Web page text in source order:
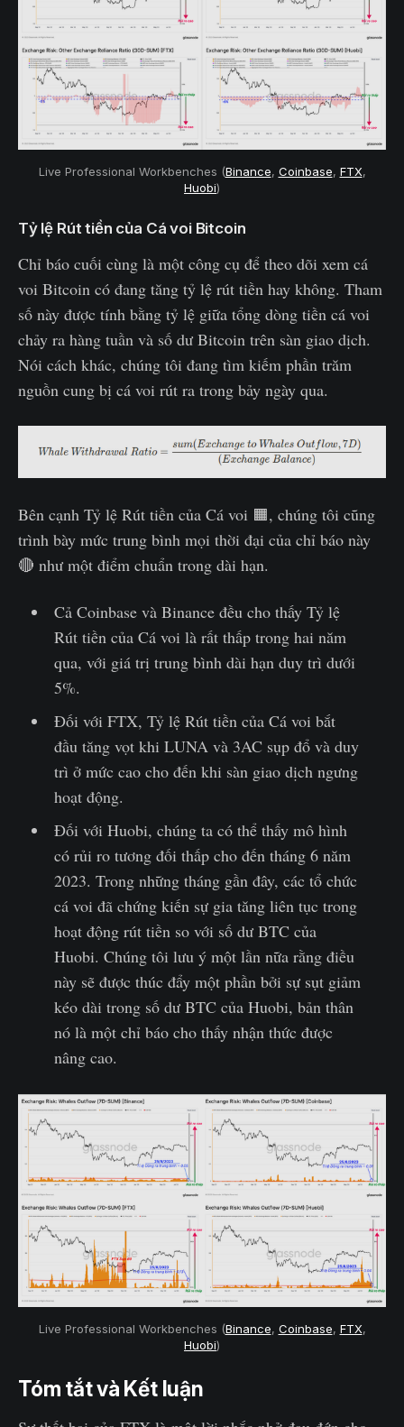
Live Professional Workbenches (Binance, Coinbase, FTX,
Huobi)
Tỷ lệ Rút tiền của Cá voi Bitcoin
Chỉ báo cuối cùng là một công cụ để theo dõi xem cá
voi Bitcoin có đang tăng tỷ lệ rút tiền hay không. Tham
số này được tính bằng tỷ lệ giữa tổng dòng tiền cá voi
chảy ra hàng tuần và số dư Bitcoin trên sàn giao dịch.
Nói cách khác, chúng tôi đang tìm kiếm phần trăm
nguồn cung bị cá voi rút ra trong bảy ngày qua.
Bên cạnh Tỷ lệ Rút tiền của Cá voi 🟧, chúng tôi cũng
trình bày mức trung bình mọi thời đại của chỉ báo này
🔴 như một điểm chuẩn trong dài hạn.
Cả Coinbase và Binance đều cho thấy Tỷ lệ
Rút tiền của Cá voi là rất thấp trong hai năm
qua, với giá trị trung bình dài hạn duy trì dưới
5%.
Đối với FTX, Tỷ lệ Rút tiền của Cá voi bắt
đầu tăng vọt khi LUNA và 3AC sụp đổ và duy
trì ở mức cao cho đến khi sàn giao dịch ngưng
hoạt động.
Đối với Huobi, chúng ta có thể thấy mô hình
có rủi ro tương đối thấp cho đến tháng 6 năm
2023. Trong những tháng gần đây, các tổ chức
cá voi đã chứng kiến sự gia tăng liên tục trong
hoạt động rút tiền so với số dư BTC của
Huobi. Chúng tôi lưu ý một lần nữa rằng điều
này sẽ được thúc đẩy một phần bởi sự sụt giảm
kéo dài trong số dư BTC của Huobi, bản thân
nó là một chỉ báo cho thấy nhận thức được
nâng cao.
Live Professional Workbenches (Binance, Coinbase, FTX,
Huobi)
Tóm tắt và Kết luận